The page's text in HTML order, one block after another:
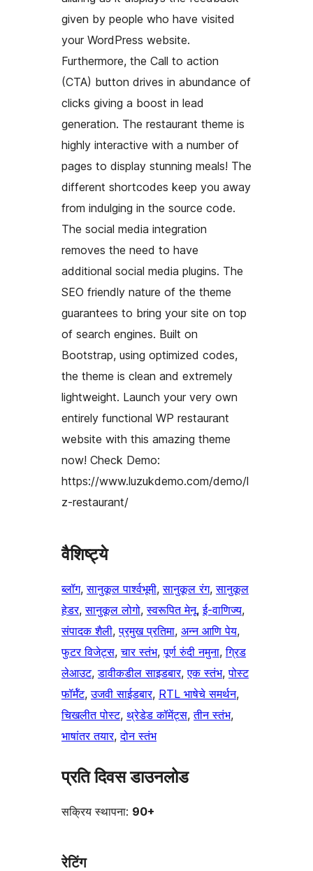
given by people who have visited
your WordPress website.
Furthermore, the Call to action
(CTA) button drives in abundance of
clicks giving a boost in lead
generation. The restaurant theme is
highly interactive with a number of
pages to display stunning meals! The
different shortcodes keep you away
from indulging in the source code.
The social media integration
removes the need to have
additional social media plugins. The
SEO friendly nature of the theme
guarantees to bring your site on top
of search engines. Built on
Bootstrap, using optimized codes,
the theme is clean and extremely
lightweight. Launch your very own
entirely functional WP restaurant
website with this amazing theme
now! Check Demo:
https://www.luzukdemo.com/demo/l
z-restaurant/
वैशिष्ट्ये
ब्लॉग, सानुकूल पार्श्वभूमी, सानुकूल रंग, सानुकूल
हेडर, सानुकूल लोगो, स्वरूपित मेनू, ई-वाणिज्य
संपादक शैली, प्रमुख प्रतिमा, अन्न आणि पेय
फुटर विजेट्स, चार स्तंभ, पूर्ण रुंदी नमुना, ग्रिड
लेआउट, डावीकडील साइडबार, एक स्तंभ, पोस्ट
फॉर्मॅट, उजवी साईडबार, RTL भाषेचे समर्थन
चिखलीत पोस्ट, थ्रेडेड कॉमेंट्स, तीन स्तंभ
भाषांतर तयार, दोन स्तंभ
प्रति दिवस डाउनलोड
सक्रिय स्थापना: 90+
रेटिंग